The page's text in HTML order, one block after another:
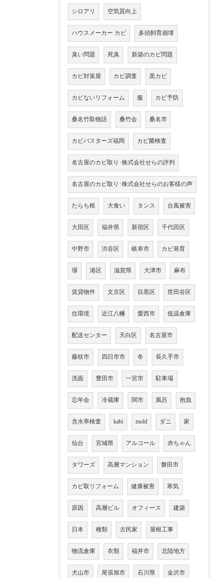
シロアリ 空気質向上
ハウスメーカー カビ 多頭飼育崩壊
臭い問題 死臭 新築のカビ問題
カビ対策屋 カビ調査 黒カビ
カビないリフォーム 服 カビ予防
桑名竹取物語 桑竹会 桑名市
カビバスターズ福岡 カビ菌検査
名古屋のカビ取り･株式会社せらの評判
名古屋のカビ取り･株式会社せらのお客様の声
たらち根 大食い タンス 台風被害
大田区 福井県 新宿区 千代田区
中野市 渋谷区 岐阜市 カビ発育
塀 港区 滋賀県 大津市 麻布
賃貸物件 文京区 目黒区 世田谷区
住環境 近江八幡 愛西市 低温倉庫
配送センター 天白区 名古屋市
藤枝市 四日市市 冬 長久手市
洗面 豊田市 一宮市 駐車場
忘年会 冷蔵庫 関市 風呂 抱負
含水率検査 kabi mold ダニ 家
仙台 宮城県 アルコール 赤ちゃん
タワーズ 高層マンション 磐田市
カビ取リフォーム 健康被害 寒気
原因 高層ビル オフィース 建築
日本 種類 古民家 屋根工事
物流倉庫 衣類 福井市 北陸地方
犬山市 尾張旭市 石川県 金沢市